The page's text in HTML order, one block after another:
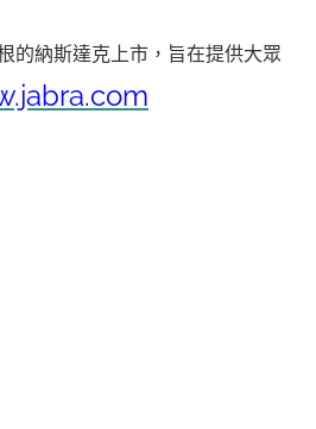
的納斯達克上市，旨在提供大眾